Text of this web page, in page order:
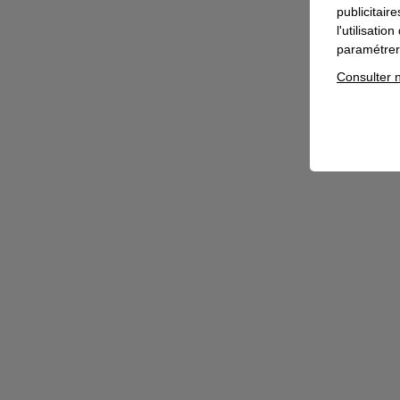
l'utilisation
Consulter